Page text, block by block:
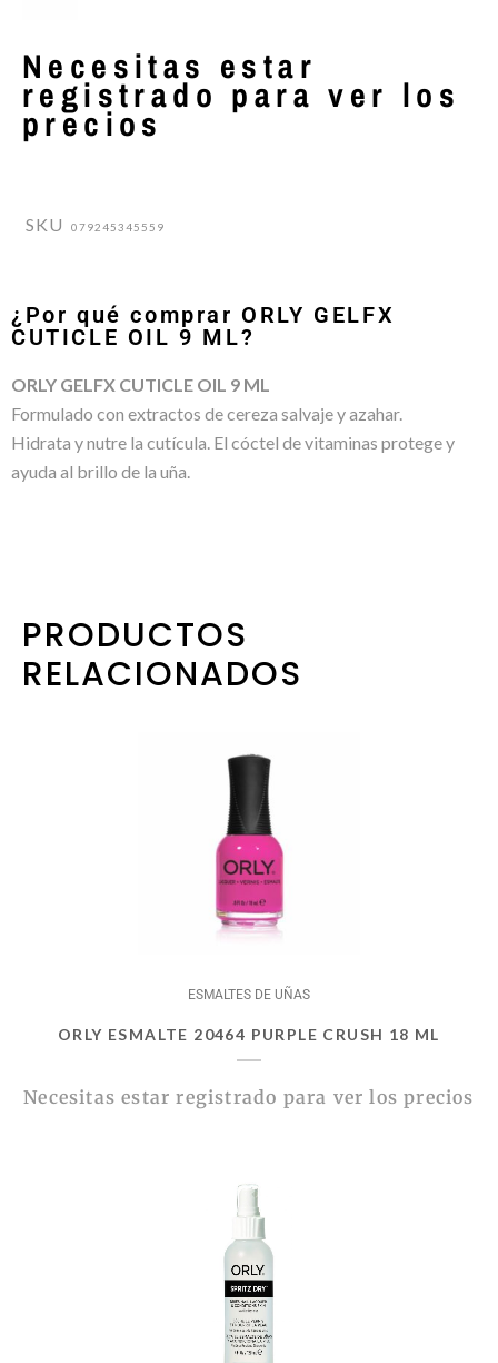
Necesitas estar
registrado para ver los
precios
SKU 079245345559
¿Por qué comprar ORLY GELFX
CUTICLE OIL 9 ML?
ORLY GELFX CUTICLE OIL 9 ML
Formulado con extractos de cereza salvaje y azahar.
Hidrata y nutre la cutícula. El cóctel de vitaminas protege y
ayuda al brillo de la uña.
PRODUCTOS
RELACIONADOS
ESMALTES DE UÑAS
ORLY ESMALTE 20464 PURPLE CRUSH 18 ML
Necesitas estar registrado para ver los precios